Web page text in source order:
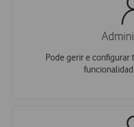
Pode gerir e configurar